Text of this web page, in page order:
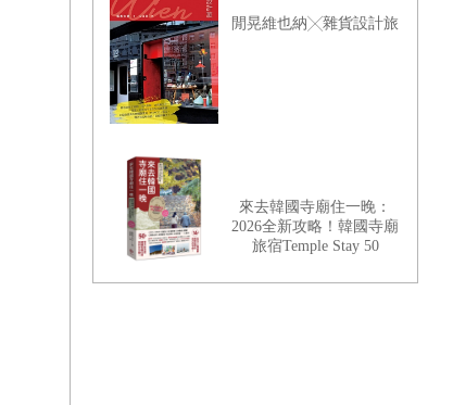
閒晃維也納╳雜貨設計旅
來去韓國寺廟住一晚：
2026全新攻略！韓國寺廟
旅宿Temple Stay 50